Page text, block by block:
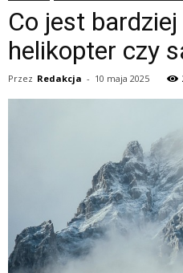
Co jest
helikopter czy
Przez Redakcja - 10 maja 2025